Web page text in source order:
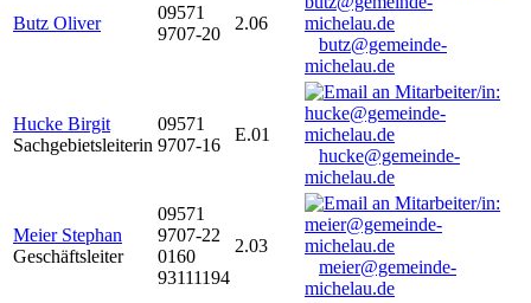
Butz Oliver
09571
9707-20
2.06
butz@gemeinde-
michelau.de
Hucke Birgit
Sachgebietsleiterin
09571
9707-16
E.01
hucke@gemeinde-
michelau.de
Meier Stephan
Geschäftsleiter
09571
9707-22
0160
93111194
2.03
meier@gemeinde-
michelau.de